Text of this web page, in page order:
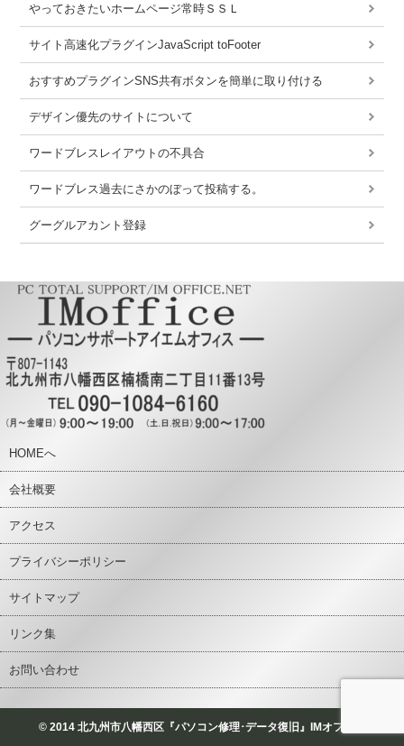
やっておきたいホームページ常時ＳＳＬ
サイト高速化プラグインJavaScript toFooter
おすすめプラグインSNS共有ボタンを簡単に取り付ける
デザイン優先のサイトについて
ワードブレスレイアウトの不具合
ワードブレス過去にさかのぼって投稿する。
グーグルアカント登録
HOMEへ
会社概要
アクセス
プライバシーポリシー
サイトマップ
リンク集
お問い合わせ
© 2014 北九州市八幡西区『パソコン修理･データ復旧』IMオフィス